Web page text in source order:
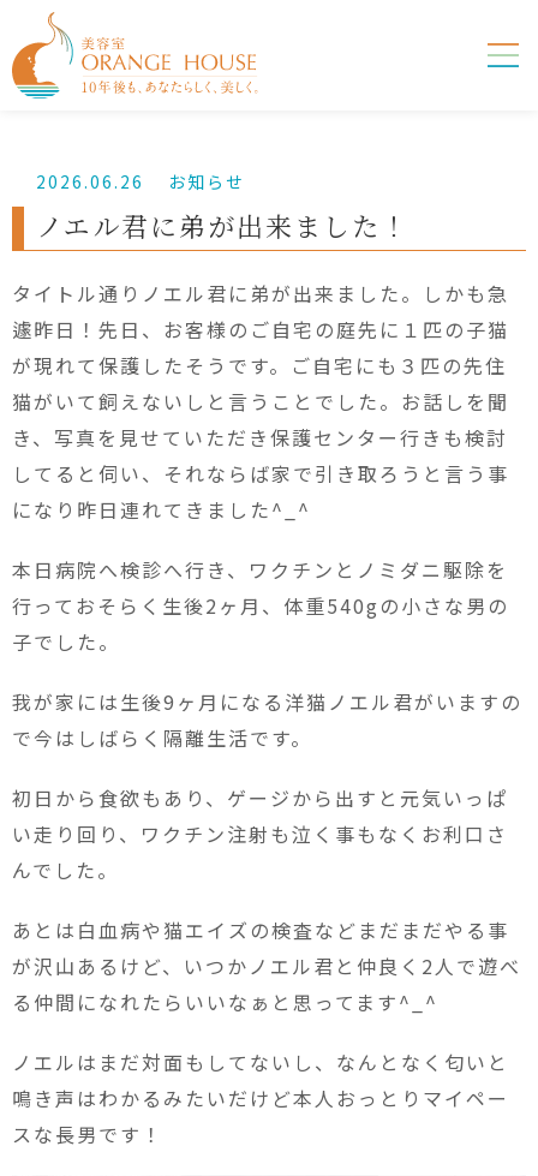
2026.06.26 お知らせ
ノエル君に弟が出来ました！
タイトル通りノエル君に弟が出来ました。しかも急
遽昨日！先日、お客様のご自宅の庭先に１匹の子猫
が現れて保護したそうです。ご自宅にも３匹の先住
猫がいて飼えないしと言うことでした。お話しを聞
き、写真を見せていただき保護センター行きも検討
してると伺い、それならば家で引き取ろうと言う事
になり昨日連れてきました^_^
本日病院へ検診へ行き、ワクチンとノミダニ駆除を
行っておそらく生後2ヶ月、体重540gの小さな男の
子でした。
我が家には生後9ヶ月になる洋猫ノエル君がいますの
で今はしばらく隔離生活です。
初日から食欲もあり、ゲージから出すと元気いっぱ
い走り回り、ワクチン注射も泣く事もなくお利口さ
んでした。
あとは白血病や猫エイズの検査などまだまだやる事
が沢山あるけど、いつかノエル君と仲良く2人で遊べ
る仲間になれたらいいなぁと思ってます^_^
ノエルはまだ対面もしてないし、なんとなく匂いと
鳴き声はわかるみたいだけど本人おっとりマイペー
スな長男です！